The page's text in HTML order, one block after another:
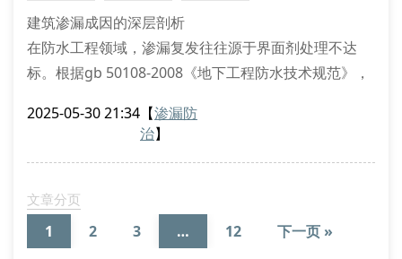
建筑渗漏成因的深层剖析
在防水工程领域，渗漏复发往往源于界面剂处理不达
标。根据gb 50108-2008《地下工程防水技术规范》，
粘卷材施工。实际工程中，63%的二次渗漏案例与基层
创新防水工艺技术解析
非固化橡胶沥青与sbs改性卷材的复合工法
基于bim技术的三维节点防水预构造
2025-05-30 21:34 【渗漏防
治】
文章分页
1 2 3 … 12 下一页 »